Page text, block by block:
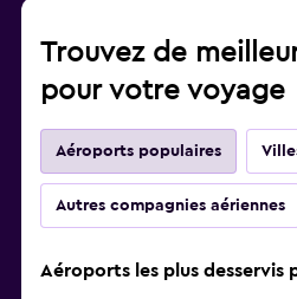
Trouvez de
pour votre voyage
Aéroports populaires
Autres compagnies aériennes
Aéroports les plus desservis